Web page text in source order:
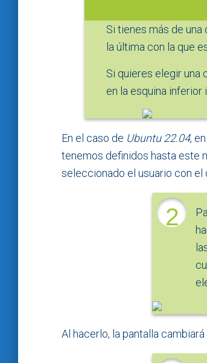
Si tienes más de una
la última con la que
Si quieres elegir una
en la esquina inferior
En el caso de Ubuntu 22.04,
tenemos definidos hasta este
seleccionado el usuario con el
2
Al hacerlo, la pantalla